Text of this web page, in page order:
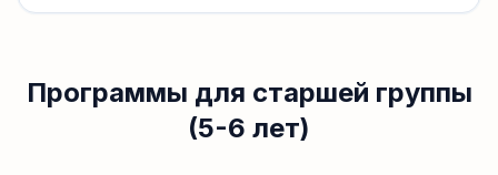
Программы для старшей группы
(5-6 лет)